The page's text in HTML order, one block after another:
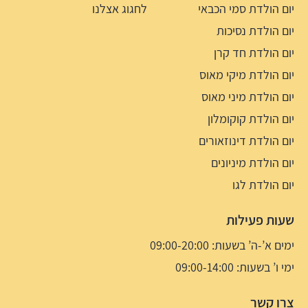
יום הולדת סמי הכבאי
יום הולדת נסיכות
יום הולדת חד קרן
יום הולדת מיקי מאוס
יום הולדת מיני מאוס
יום הולדת קוקומלון
יום הולדת דינוזאורים
יום הולדת מיניונים
יום הולדת לגו
לחגוג אצלנו
שעות פעילות
ימים א’-ה’ בשעות: 09:00-20:00
ימי ו’ בשעות: 09:00-14:00
צרו קשר